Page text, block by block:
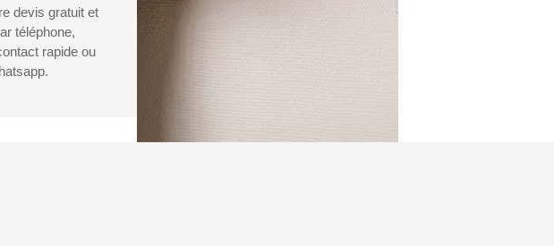
devis gratuit et
téléphone,
rapide ou